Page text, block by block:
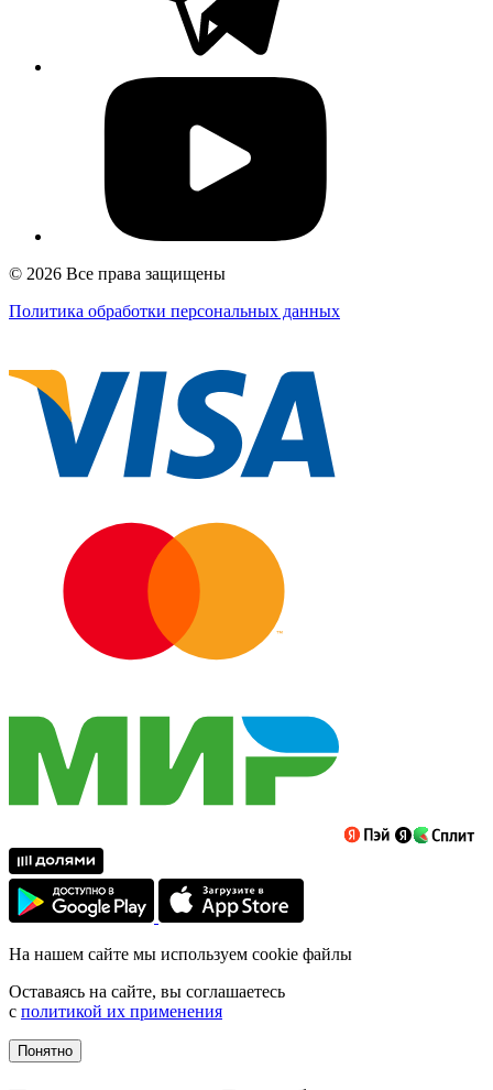
© 2026 Все права защищены
Политика обработки персональных данных
На нашем сайте мы используем cookie файлы
Оставаясь на сайте, вы соглашаетесь
с политикой их применения
Понятно